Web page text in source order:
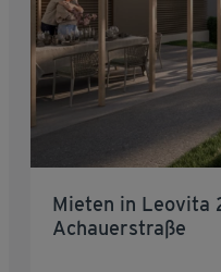
Mieten in Leovita
Achauerstraße